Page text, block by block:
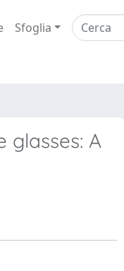
Sfoglia
A